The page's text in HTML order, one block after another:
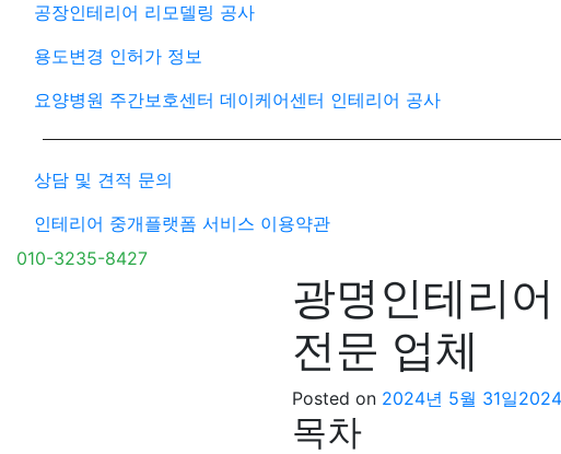
공장인테리어 리모델링 공사
용도변경 인허가 정보
요양병원 주간보호센터 데이케어센터 인테리어 공사
상담 및 견적 문의
인테리어 중개플랫폼 서비스 이용약관
010-3235-8427
광명인테리
전문 업체
Posted on 2024년 5월 31일
목차